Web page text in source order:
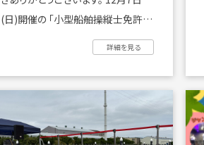
(日)開催の 「小型船舶操縦士免許
更新・失効講習」のお知らせ ...
詳細を見る